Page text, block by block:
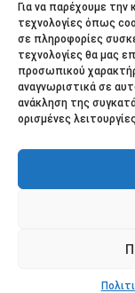
Για να παρέχουμε την
τεχνολογίες όπως
σε πληροφορίες
τεχνολογίες θα μας
προσωπικού
αναγνωριστικά σε
ανάκληση της
ορισμένες
NEWSLETTER
Κάντε εγγραφή στο
στο επίκεντρο της